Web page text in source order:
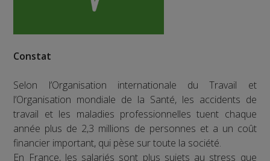
Constat
Selon l’Organisation internationale du Travail et
l’Organisation mondiale de la Santé, les accidents de
travail et les maladies professionnelles tuent chaque
année plus de 2,3 millions de personnes et a un coût
financier important, qui pèse sur toute la société.
En France, les salariés sont plus sujets au stress que